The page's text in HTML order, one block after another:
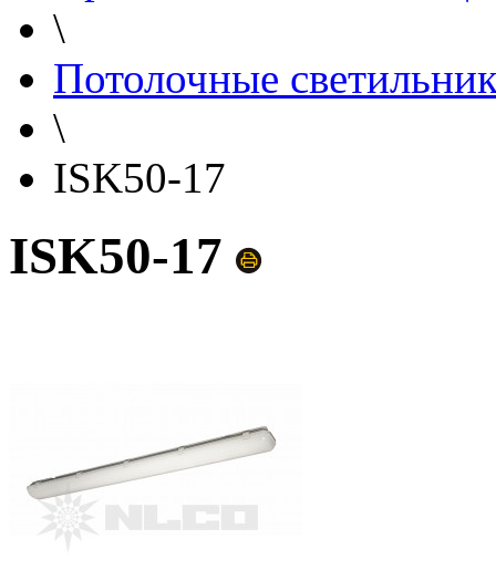
\
Потолочные
\
ISK50-17
ISK50-17